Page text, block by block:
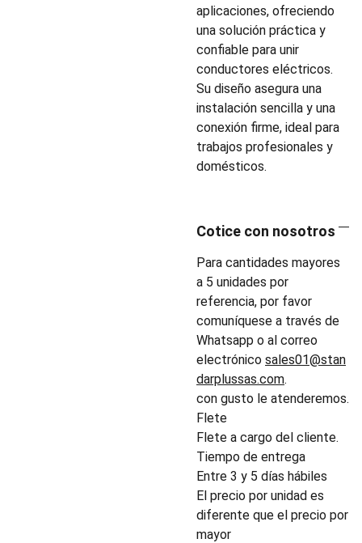
aplicaciones, ofreciendo
una solución práctica y
confiable para unir
conductores eléctricos.
Su diseño asegura una
instalación sencilla y una
conexión firme, ideal para
trabajos profesionales y
domésticos.
Cotice con nosotros
Para cantidades mayores
a 5 unidades por
referencia, por favor
comuníquese a través de
Whatsapp o al correo
electrónico sales01@stan
darplussas.com.
con gusto le atenderemos.
Flete
Flete a cargo del cliente.
Tiempo de entrega
Entre 3 y 5 días hábiles
El precio por unidad es
diferente que el precio por
mayor